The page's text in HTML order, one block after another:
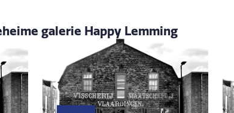
galerie Happy Lemming